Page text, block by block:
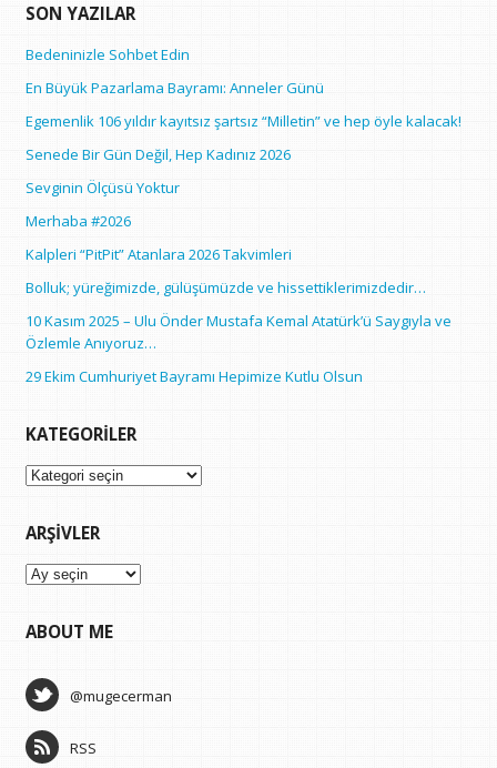
SON YAZILAR
Bedeninizle Sohbet Edin
En Büyük Pazarlama Bayramı: Anneler Günü
Egemenlik 106 yıldır kayıtsız şartsız “Milletin” ve hep öyle kalacak!
Senede Bir Gün Değil, Hep Kadınız 2026
Sevginin Ölçüsü Yoktur
Merhaba #2026
Kalpleri “PitPit” Atanlara 2026 Takvimleri
Bolluk; yüreğimizde, gülüşümüzde ve hissettiklerimizdedir…
10 Kasım 2025 – Ulu Önder Mustafa Kemal Atatürk’ü Saygıyla ve
Özlemle Anıyoruz…
29 Ekim Cumhuriyet Bayramı Hepimize Kutlu Olsun
KATEGORILER
Kategoriler
ARŞIVLER
Arşivler
ABOUT ME
@mugecerman
RSS